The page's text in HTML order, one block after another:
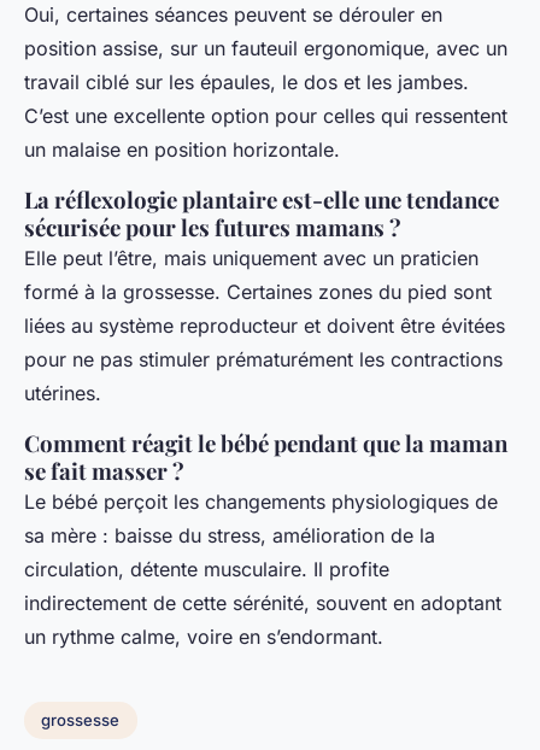
Oui, certaines séances peuvent se dérouler en
position assise, sur un fauteuil ergonomique, avec un
travail ciblé sur les épaules, le dos et les jambes.
C’est une excellente option pour celles qui ressentent
un malaise en position horizontale.
La réflexologie plantaire est-elle une tendance
sécurisée pour les futures mamans ?
Elle peut l’être, mais uniquement avec un praticien
formé à la grossesse. Certaines zones du pied sont
liées au système reproducteur et doivent être évitées
pour ne pas stimuler prématurément les contractions
utérines.
Comment réagit le bébé pendant que la maman
se fait masser ?
Le bébé perçoit les changements physiologiques de
sa mère : baisse du stress, amélioration de la
circulation, détente musculaire. Il profite
indirectement de cette sérénité, souvent en adoptant
un rythme calme, voire en s’endormant.
grossesse